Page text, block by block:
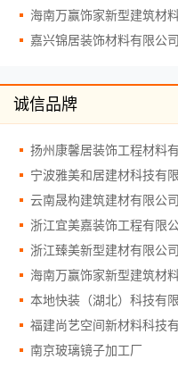
诚信品牌
扬州康馨居装饰工程材料
宁波雅美和居建材科技有
云南晟构建筑建材有限公司
浙江宜美嘉装饰工程有限
浙江臻美新型建材有限公司
海南万赢饰家新型建筑材
本地快装（湖北）科技有
福建尚艺空间新材料科技
南京玻璃镜子加工厂